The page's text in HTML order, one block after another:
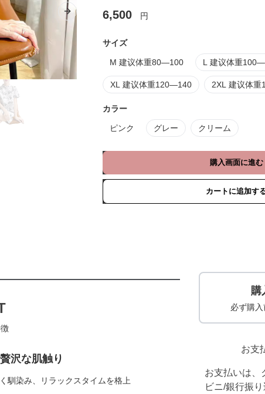
Next slide6,500 円
サイズ
M 建议体重80—100 L 建议体重
XL 建议体重120—140 2XL 建议体
カラー
ピンク グレー クリーム
購入画面に進む
カートに追加す
沢な肌触り
馴染み、リラックスタイムを格上
購
必ず購入
お支
お支払いは、
ビニ/銀行振